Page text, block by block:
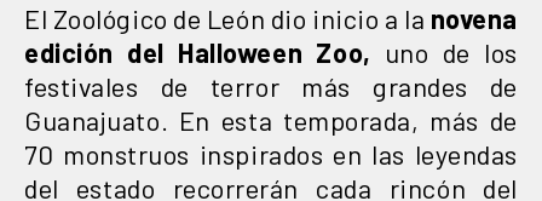
El Zoológico de León dio inicio a la novena
edición del Halloween Zoo, uno de los
festivales de terror más grandes de
Guanajuato. En esta temporada, más de
70 monstruos inspirados en las leyendas
del estado recorrerán cada rincón del